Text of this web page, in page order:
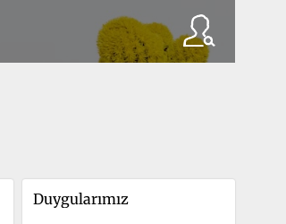
Duygularımız